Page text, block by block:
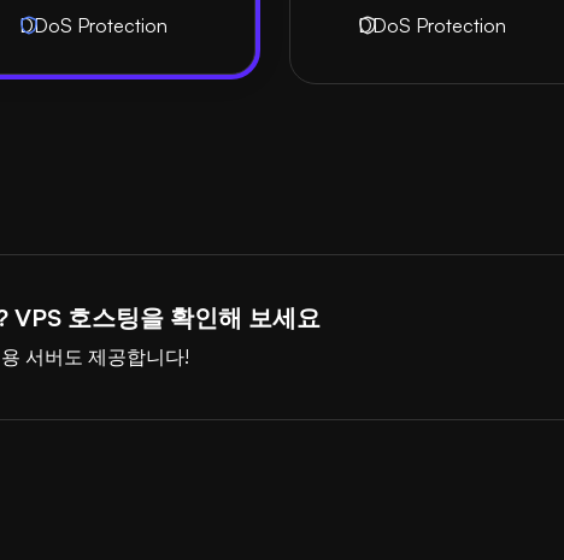
DDoS Protection
DDoS Protection
VPS 호스팅을 확인해 보세요
서버도 제공합니다!